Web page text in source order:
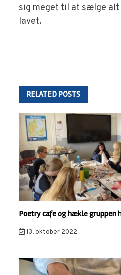
sig meget til at sælge alt
lavet.
RELATED POSTS
Poetry cafe og hækle gruppen
13. oktober 2022